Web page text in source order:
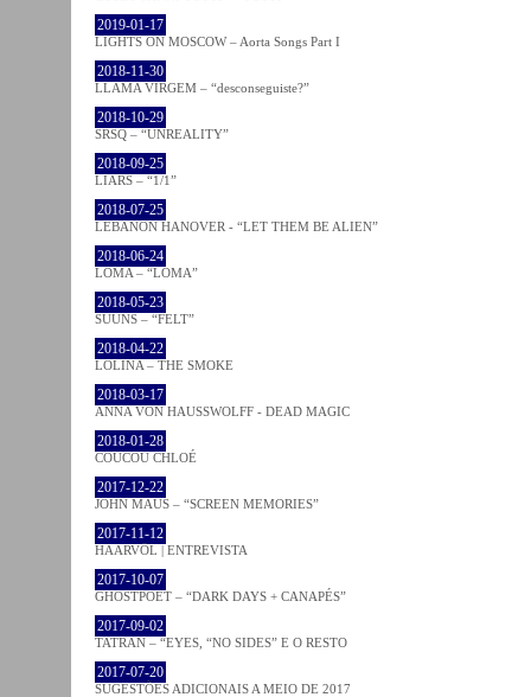
2019-01-17
LIGHTS ON MOSCOW – Aorta Songs Part I
2018-11-30
LLAMA VIRGEM – “desconseguiste?”
2018-10-29
SRSQ – “UNREALITY”
2018-09-25
LIARS – “1/1”
2018-07-25
LEBANON HANOVER - “LET THEM BE ALIEN”
2018-06-24
LOMA – “LOMA”
2018-05-23
SUUNS – “FELT”
2018-04-22
LOLINA – THE SMOKE
2018-03-17
ANNA VON HAUSSWOLFF - DEAD MAGIC
2018-01-28
COUCOU CHLOÉ
2017-12-22
JOHN MAUS – “SCREEN MEMORIES”
2017-11-12
HAARVÖL | ENTREVISTA
2017-10-07
GHOSTPOET – “DARK DAYS + CANAPÉS”
2017-09-02
TATRAN – “EYES, “NO SIDES” E O RESTO
2017-07-20
SUGESTÕES ADICIONAIS A MEIO DE 2017